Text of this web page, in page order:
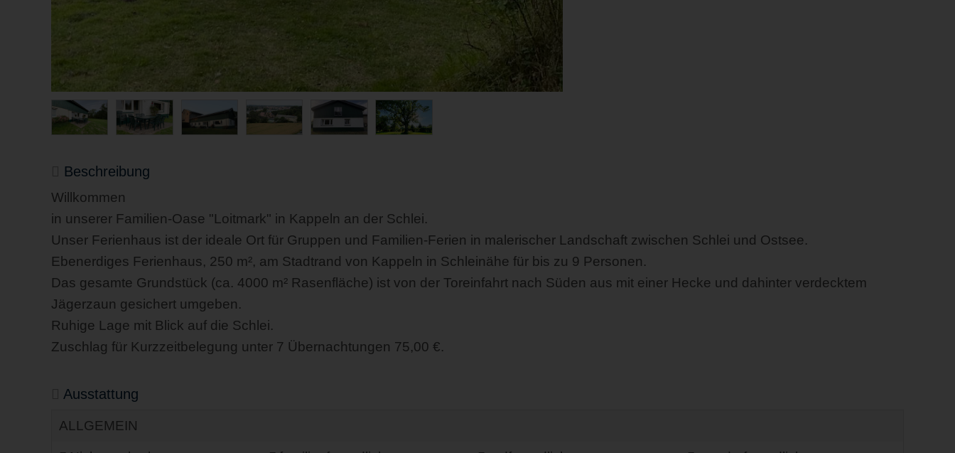
Beschreibung
Willkommen
in unserer Familien-Oase "Loitmark" in Kappeln an der Schlei.
Unser Ferienhaus ist der ideale Ort für Gruppen und Familien-Ferien in malerischer Landschaft zwischen Schlei und Ostsee.
Ebenerdiges Ferienhaus, 250 m², am Stadtrand von Kappeln in Schleinähe für bis zu 9 Personen.
Das gesamte Grundstück (ca. 4000 m² Rasenfläche) ist von der Toreinfahrt nach Süden aus mit einer Hecke und dahinter verdecktem
Jägerzaun gesichert umgeben.
Ruhige Lage mit Blick auf die Schlei.
Zuschlag für Kurzzeitbelegung unter 7 Übernachtungen 75,00 €.
Ausstattung
ALLGEMEIN